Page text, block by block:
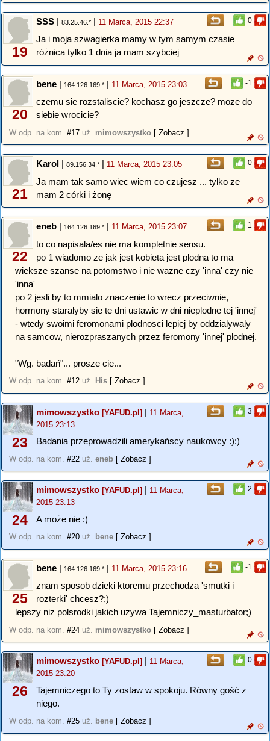
0
19
SSS | 83.25.46.* | 11 Marca, 2015 22:37
Ja i moja szwagierka mamy w tym samym czasie
różnica tylko 1 dnia ja mam szybciej
-1
20
bene | 164.126.169.* | 11 Marca, 2015 23:03
czemu sie rozstaliscie? kochasz go jeszcze? moze do
siebie wrocicie?
W odp. na kom. #17 uż. mimowszystko [ Zobacz ]
0
21
Karol | 89.156.34.* | 11 Marca, 2015 23:05
Ja mam tak samo wiec wiem co czujesz ... tylko ze
mam 2 córki i żonę
1
22
eneb | 164.126.169.* | 11 Marca, 2015 23:07
to co napisala/es nie ma kompletnie sensu.
po 1 wiadomo ze jak jest kobieta jest plodna to ma
wieksze szanse na potomstwo i nie wazne czy 'inna' czy nie
'inna'
po 2 jesli by to mmialo znaczenie to wrecz przeciwnie,
hormony staralyby sie te dni ustawic w dni nieplodne tej 'innej'
- wtedy swoimi feromonami plodnosci lepiej by oddzialywaly
na samcow, nierozpraszanych przez feromony 'innej' plodnej.
"Wg. badań"... prosze cie...
W odp. na kom. #12 uż. His [ Zobacz ]
3
23
mimowszystko [YAFUD.pl] | 11 Marca,
2015 23:13
Badania przeprowadzili amerykańscy naukowcy :):)
W odp. na kom. #22 uż. eneb [ Zobacz ]
2
24
mimowszystko [YAFUD.pl] | 11 Marca,
2015 23:13
A może nie :)
W odp. na kom. #20 uż. bene [ Zobacz ]
-1
25
bene | 164.126.169.* | 11 Marca, 2015 23:16
znam sposob dzieki ktoremu przechodza 'smutki i
rozterki' chcesz?;)
lepszy niz polsrodki jakich uzywa Tajemniczy_masturbator;)
W odp. na kom. #24 uż. mimowszystko [ Zobacz ]
0
26
mimowszystko [YAFUD.pl] | 11 Marca,
2015 23:20
Tajemniczego to Ty zostaw w spokoju. Równy gość z
niego.
W odp. na kom. #25 uż. bene [ Zobacz ]